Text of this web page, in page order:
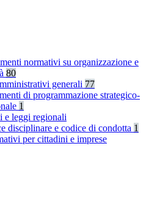
normativi su organizzazione e
80
generali 77
di programmazione strategico-
1
e leggi regionali
disciplinare e codice di condotta 1
per cittadini e imprese